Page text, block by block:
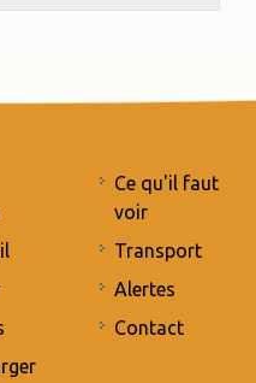
Ce qu'il faut
voir
Transport
Alertes
Contact